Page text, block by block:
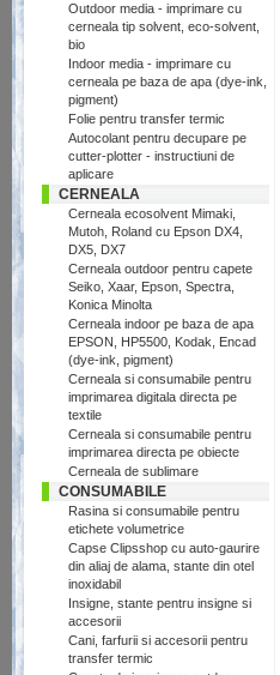
Outdoor media - imprimare cu
cerneala tip solvent, eco-solvent,
bio
Indoor media - imprimare cu
cerneala pe baza de apa (dye-ink,
pigment)
Folie pentru transfer termic
Autocolant pentru decupare pe
cutter-plotter - instructiuni de
aplicare
CERNEALA
Cerneala ecosolvent Mimaki,
Mutoh, Roland cu Epson DX4,
DX5, DX7
Cerneala outdoor pentru capete
Seiko, Xaar, Epson, Spectra,
Konica Minolta
Cerneala indoor pe baza de apa
EPSON, HP5500, Kodak, Encad
(dye-ink, pigment)
Cerneala si consumabile pentru
imprimarea digitala directa pe
textile
Cerneala si consumabile pentru
imprimarea directa pe obiecte
Cerneala de sublimare
CONSUMABILE
Rasina si consumabile pentru
etichete volumetrice
Capse Clipsshop cu auto-gaurire
din aliaj de alama, stante din otel
inoxidabil
Insigne, stante pentru insigne si
accesorii
Cani, farfurii si accesorii pentru
transfer termic